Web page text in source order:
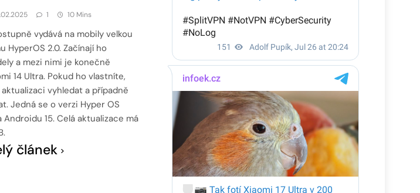
1 10 Mins
vydává na mobily velkou
HyperOS 2.0. Začínají ho
a mezi nimi je konečně
14 Ultra. Pokud ho vlastníte,
vyhledat a případně
Jedná se o verzi Hyper OS
Androidu 15. Celá aktualizace má
článek